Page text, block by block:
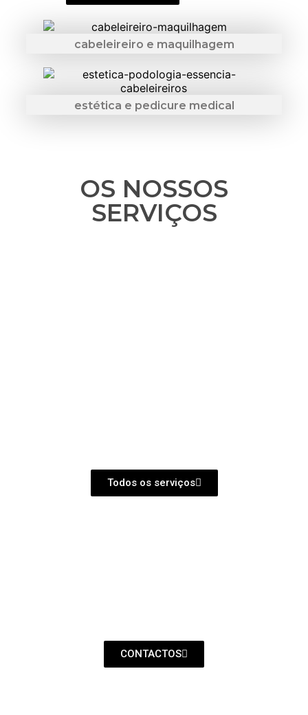
cabeleireiro e maquilhagem
estética e pedicure medical
OS NOSSOS
SERVIÇOS
Todos os serviços
CONTACTOS